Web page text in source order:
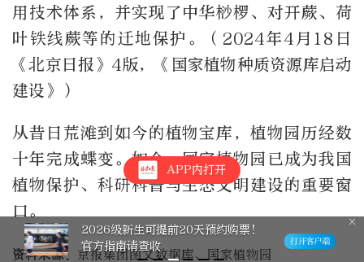
用技术体系，并实现了中华桫椤、对开蕨、荷
叶铁线蕨等的迁地保护。（2024年4月18日
《北京日报》4版，《国家植物种质资源库启动
建设》）
从昔日荒滩到如今的植物宝库，植物园历经数
十年完成蝶变。如今，国家植物园已成为我国
植物保护、科研科普与生态文明建设的重要窗
口。
资料来源： 京报集团图文数据库、国家植物园
APP内打开
2026级新生可提前20天预约购票！
官方指南请查收